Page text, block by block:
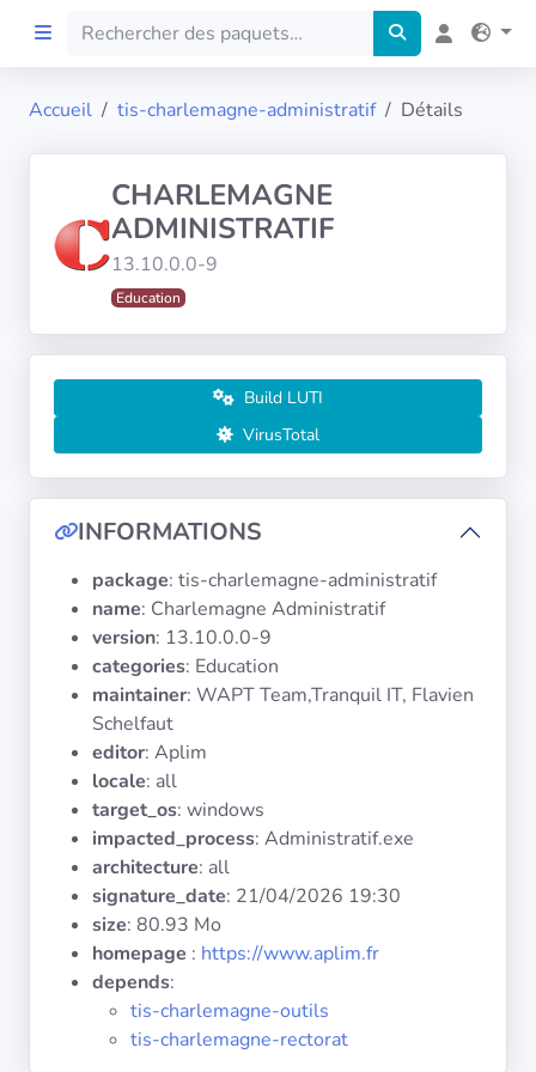
FILTRES
Systèmes
Catégories
Documentation
Tranquil IT
Accueil tis-charlemagne-administratif Détails
CHARLEMAGNE
ADMINISTRATIF
13.10.0.0-9
Education
Build LUTI
VirusTotal
INFORMATIONS
package: tis-charlemagne-administratif
name: Charlemagne Administratif
version: 13.10.0.0-9
categories: Education
maintainer: WAPT Team,Tranquil IT, Flavien
Schelfaut
editor: Aplim
locale: all
target_os: windows
impacted_process: Administratif.exe
architecture: all
signature_date: 21/04/2026 19:30
size: 80.93 Mo
homepage : https://www.aplim.fr
depends:
tis-charlemagne-outils
tis-charlemagne-rectorat